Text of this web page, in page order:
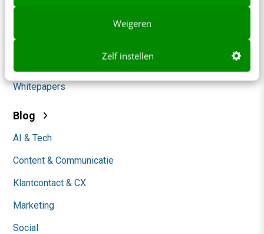
Weigeren
Zelf instellen
Ons team
Whitepapers
Blog
AI & Tech
Content & Communicatie
Klantcontact & CX
Marketing
Social